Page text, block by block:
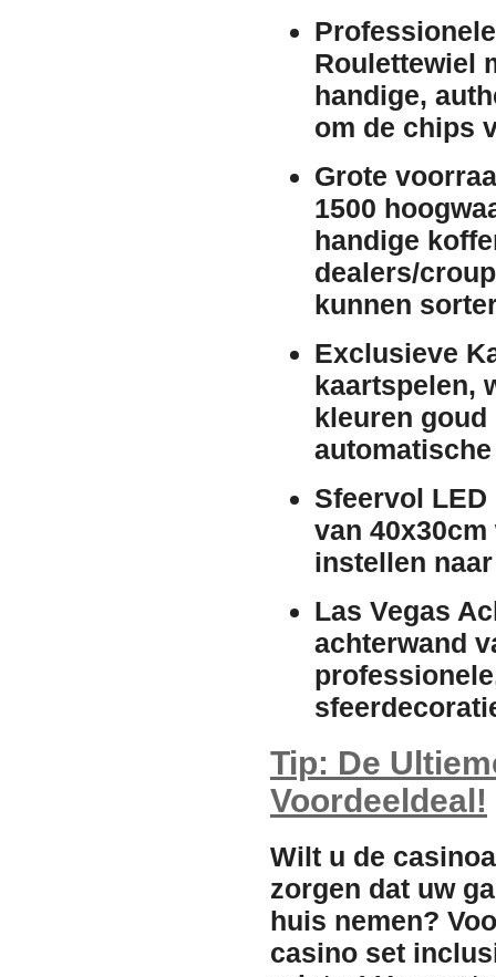
Roulettewiel
handige,
om de chips
Grote
1500
handige
dealers/
kunnen
Exclusieve
kaartspelen,
kleuren goud
Sfeervol
van
instellen
Las Vegas
achterwand
Tip: De
Voordeeldeal!
Wilt u de
zorgen dat uw
huis nemen?
casino set